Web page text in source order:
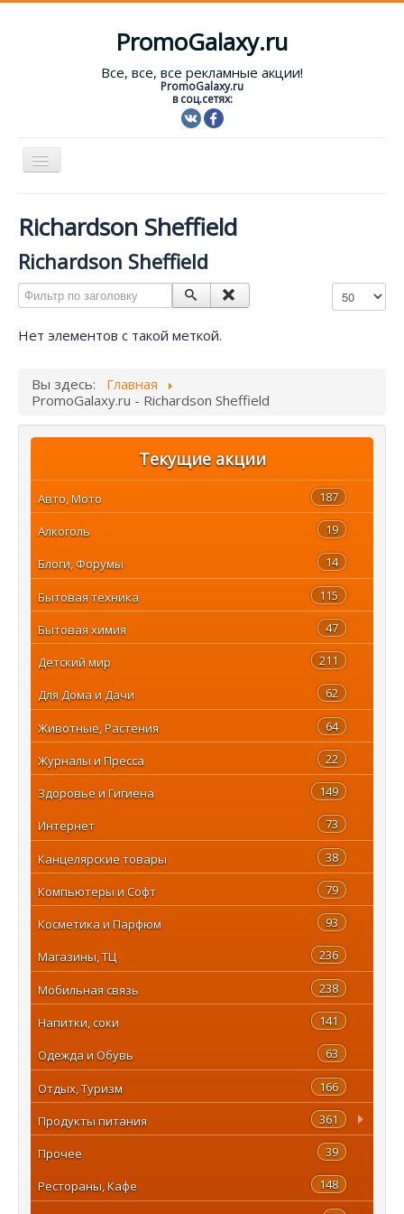
PromoGalaxy.ru
Все, все, все рекламные акции!
PromoGalaxy.ru
в соц.сетях:
Включить/
Форум
Richardson Sheffield
Richardson Sheffield
Фильтр по заголовку Кол-во
Нет элементов с такой меткой.
Вы здесь:
Главная
PromoGalaxy.ru - Richardson Sheffield
Текущие акции
187
Авто, Мото
19
Алкоголь
14
Блоги, Форумы
115
Бытовая техника
47
Бытовая химия
211
Детский мир
62
Для Дома и Дачи
64
Животные, Растения
22
Журналы и Пресса
149
Здоровье и Гигиена
73
Интернет
38
Канцелярские товары
79
Компьютеры и Софт
93
Косметика и Парфюм
236
Магазины, ТЦ
238
Мобильная связь
141
Напитки, соки
63
Одежда и Обувь
166
Отдых, Туризм
361
Продукты питания
39
Прочее
148
Рестораны, Кафе